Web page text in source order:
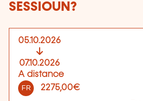
SESSIOUN?
05.10.2026
07.10.2026
A distance
FR 2275,00€